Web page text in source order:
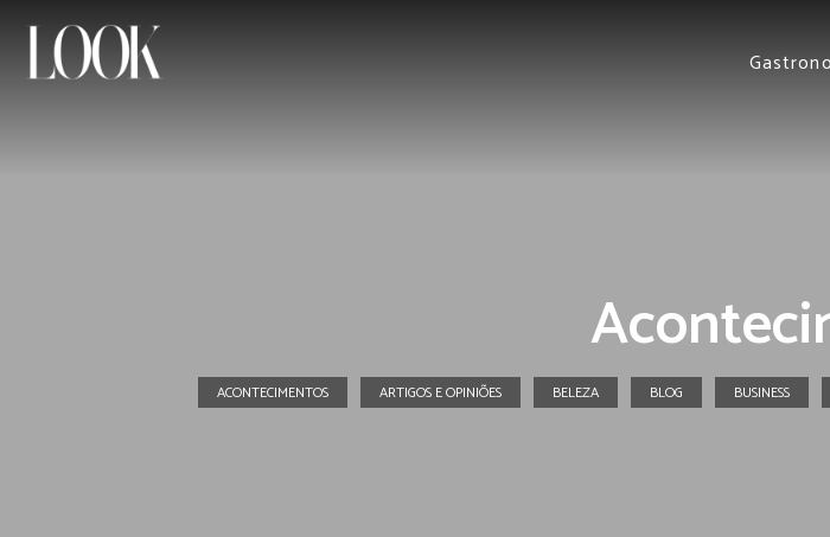
ACONTECIMENTOS ARTIGOS E OPINIÕES BELEZA BLOG BUSINESS